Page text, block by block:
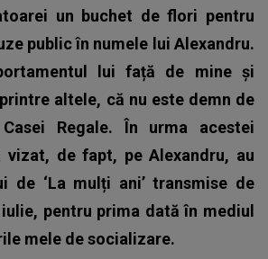
un buchet de flori pentru
public în numele lui Alexandru.
lui față de mine și
altele, că nu este demn de
Regale. În urma acestei
de fapt, pe Alexandru, au
de ‘La mulți ani’ transmise de
pentru prima dată în mediul
mele de socializare.